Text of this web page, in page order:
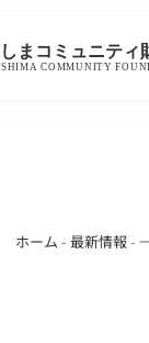
ホーム - 最新情報 -